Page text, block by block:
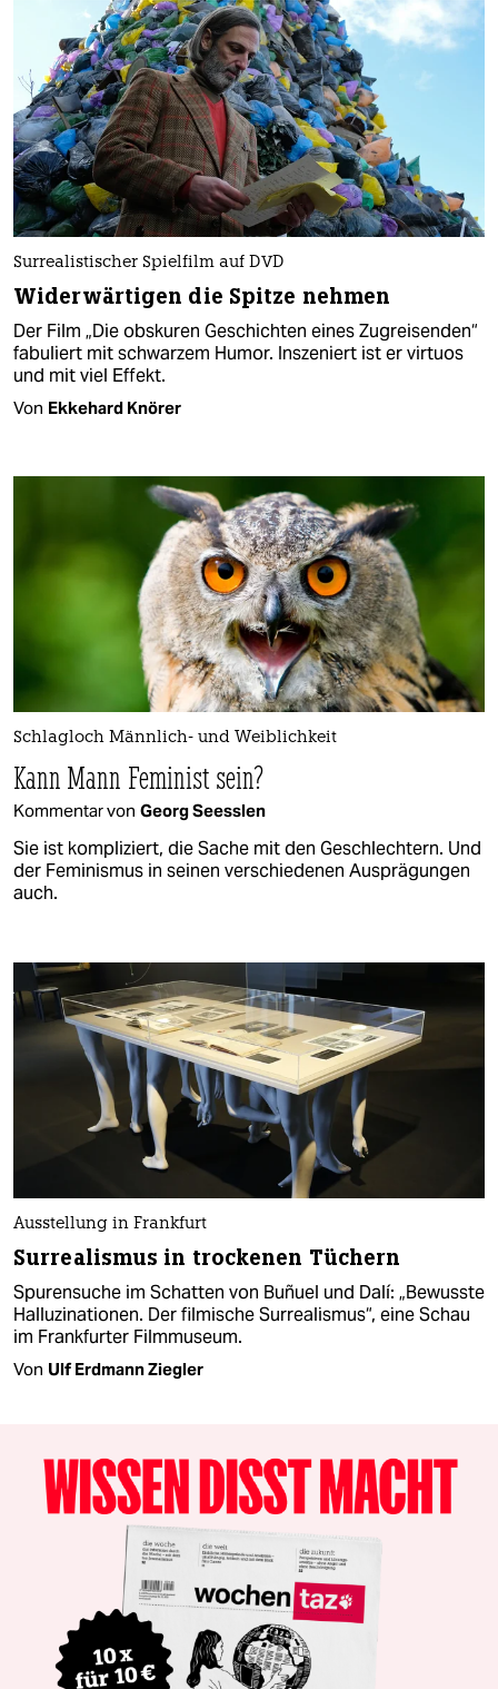
Surrealistischer Spielfilm auf DVD
Widerwärtigen die Spitze nehmen
Der Film „Die obskuren Geschichten eines Zugreisenden“
fabuliert mit schwarzem Humor. Inszeniert ist er virtuos
und mit viel Effekt.
Von Ekkehard Knörer
Schlagloch Männlich- und Weiblichkeit
Kann Mann Feminist sein?
Kommentar von Georg Seesslen
Sie ist kompliziert, die Sache mit den Geschlechtern. Und
der Feminismus in seinen verschiedenen Ausprägungen
auch.
Ausstellung in Frankfurt
Surrealismus in trockenen Tüchern
Spurensuche im Schatten von Buñuel und Dalí: „Bewusste
Halluzinationen. Der filmische Surrealismus“, eine Schau
im Frankfurter Filmmuseum.
Von Ulf Erdmann Ziegler